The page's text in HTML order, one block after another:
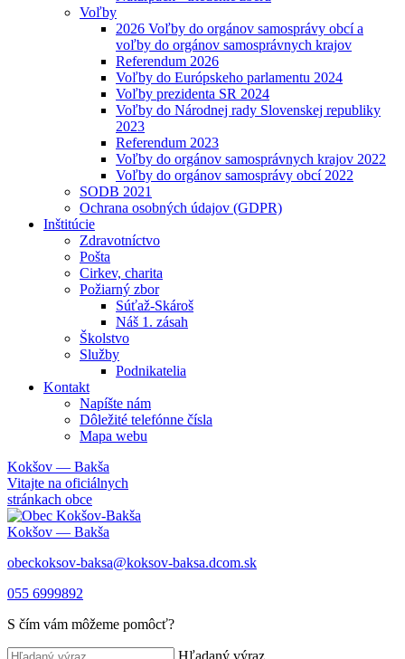
Voľby
2026 Voľby do orgánov samosprávy obcí a
voľby do orgánov samosprávnych krajov
Referendum 2026
Voľby do Európskeho parlamentu 2024
Voľby prezidenta SR 2024
Voľby do Národnej rady Slovenskej republiky
2023
Referendum 2023
Voľby do orgánov samosprávnych krajov 2022
Voľby do orgánov samosprávy obcí 2022
SODB 2021
Ochrana osobných údajov (GDPR)
Inštitúcie
Zdravotníctvo
Pošta
Cirkev, charita
Požiarný zbor
Súťaž-Skároš
Náš 1. zásah
Školstvo
Služby
Podnikatelia
Kontakt
Napíšte nám
Dôležité telefónne čísla
Mapa webu
Kokšov — Bakša
Vitajte na oficiálnych
stránkach obce
Kokšov — Bakša
obeckoksov-baksa@koksov-baksa.dcom.sk
055 6999892
S čím vám môžeme pomôcť?
Hľadaný výraz